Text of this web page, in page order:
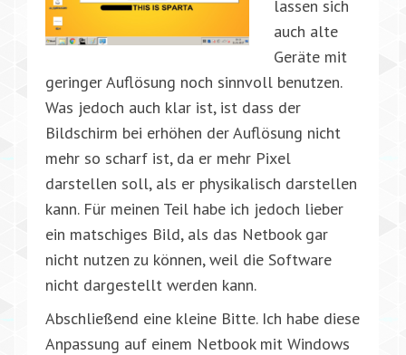
lassen sich
auch alte
Geräte mit
geringer Auflösung noch sinnvoll benutzen.
Was jedoch auch klar ist, ist dass der
Bildschirm bei erhöhen der Auflösung nicht
mehr so scharf ist, da er mehr Pixel
darstellen soll, als er physikalisch darstellen
kann. Für meinen Teil habe ich jedoch lieber
ein matschiges Bild, als das Netbook gar
nicht nutzen zu können, weil die Software
nicht dargestellt werden kann.
Abschließend eine kleine Bitte. Ich habe diese
Anpassung auf einem Netbook mit Windows